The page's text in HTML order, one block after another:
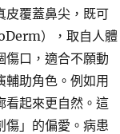
皮覆蓋鼻尖，既可
），取自人體
傷口，適合不願動
助角色。例如用
看起來更自然。這
傷」的偏愛。病患